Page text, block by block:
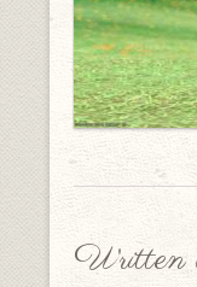
Written